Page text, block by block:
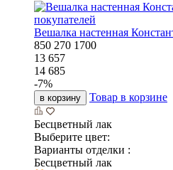
покупателей
Вешалка настенная
850 270 1700
13 657
14 685
-7%
в корзину Товар в корзине
Бесцветный лак
Выберите цвет:
Варианты отделки :
Бесцветный лак